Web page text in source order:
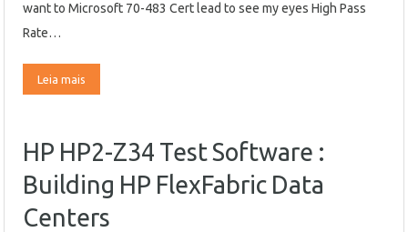
want to Microsoft 70-483 Cert lead to see my eyes High Pass
Rate…
Leia mais
HP HP2-Z34 Test Software :
Building HP FlexFabric Data
Centers